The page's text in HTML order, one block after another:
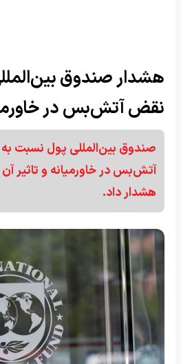
هشدار صندوق
نقض آتش‌بس در
صندوق بین‌المللی پول نسبت
آتش‌بس در خاورمیانه و تاثیر
هشدار داد.